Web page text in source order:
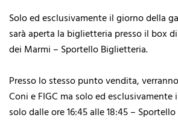
Solo ed esclusivamente il giorno della
sarà aperta la biglietteria presso il box
dei Marmi – Sportello Biglietteria.
Presso lo stesso punto vendita,
Coni e FIGC ma solo ed
solo dalle ore 16:45 alle 18:45 –